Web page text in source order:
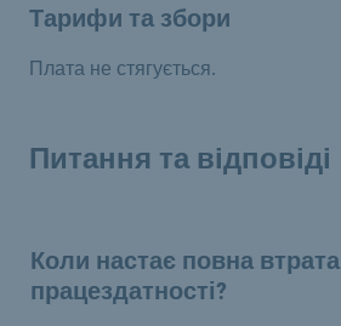
Тарифи та збори
Плата не стягується.
Питання та відповіді
Коли настає повна втрата
працездатності?